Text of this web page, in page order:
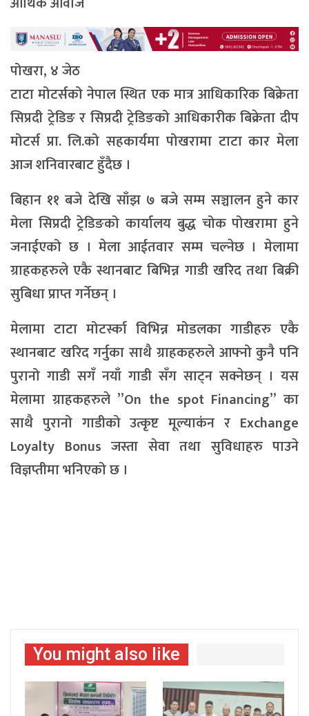
पोखरा, ४ जेठ
टाटा मोटर्सको नेपाल स्थित एक मात्र आधिकारिक बिक्रेता
सिप्रदी ट्रेडिङ र सिप्रदी ट्रेडिङको आधिकारीक बिक्रेता दीप
मोटर्स प्रा. लि.को सहकार्यमा पोखरामा टाटा कार मेला
आज शनिवारबाट हुँदैछ ।
बिहान ११ बजे देखि साँझ ७ बजे सम्म सञ्चालन हुने कार
मेला सिप्रदी ट्रेडिङको कार्यालय बुद्ध चोक पोखरामा हुने
जनाईएको छ । मेला आईतवार सम्म चल्नेछ । मेलामा
ग्राहकहरुले एकै स्थानबाट बिभिन्न गाडी खरिद तथा बिक्री
सुबिधा प्राप्त गर्नेछन् ।
मेलामा टाटा मोटर्स्का विभिन्न मोडलका गाडीहरु एकै
स्थानबाट खरिद गर्नुका साथै ग्राहकहरुले आफ्नो कुनै पनि
पुरानो गाडी सगँ नयाँ गाडी सँग साट्न सक्नेछन् । यस
मेलामा ग्राहकहरुले ”On the spot Financing” का
साथै पुरानो गाडीको उत्कृष्ट मूल्याकंन र Exchange
Loyalty Bonus जस्ता सेवा तथा सुविधाहरु पाउने
विज्ञप्तीमा भनिएको छ ।
You might also like